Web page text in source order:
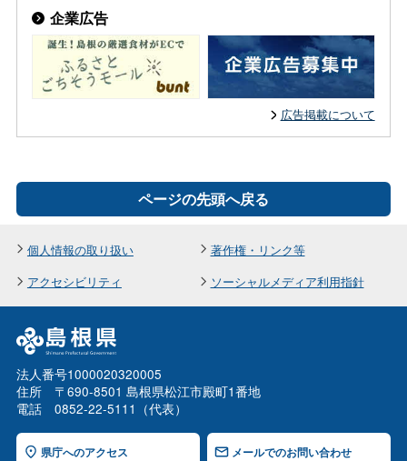
企業広告
広告掲載について
ページの先頭へ戻る
個人情報の取り扱い
著作権・リンク等
アクセシビリティ
ソーシャルメディア利用指針
法人番号1000020320005
住所 〒690-8501 島根県松江市殿町1番地
電話 0852-22-5111（代表）
県庁へのアクセス メールでのお問い合わせ